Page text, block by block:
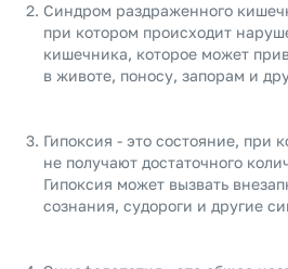
Синдром раздраженного
при котором происходит
кишечника, которое может
в животе, поносу, запорам и
Гипоксия - это состояние, при
не получают достаточного
Гипоксия может вызвать
сознания, судороги и другие